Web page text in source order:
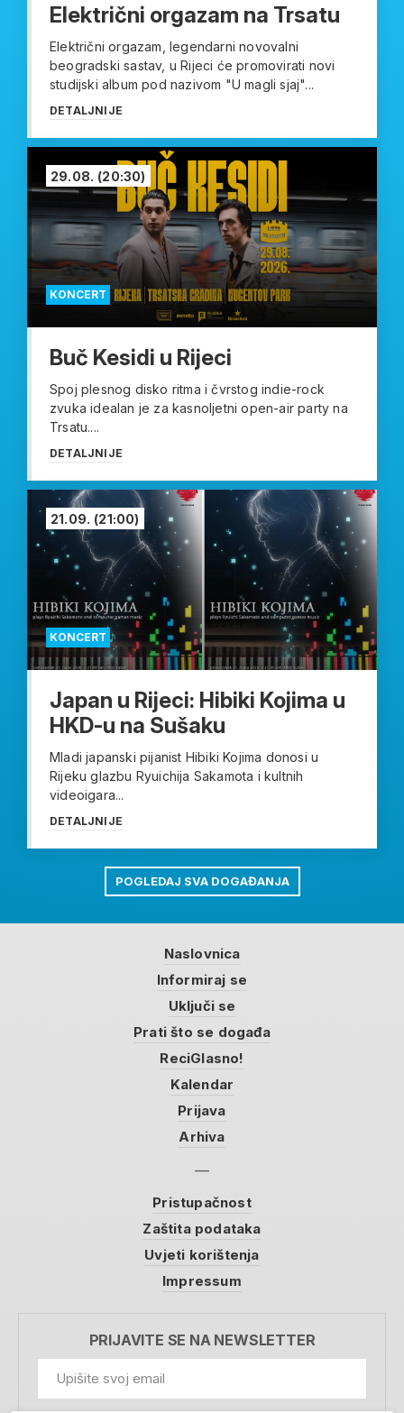
Električni orgazam na Trsatu
Električni orgazam, legendarni novovalni
beogradski sastav, u Rijeci će promovirati novi
studijski album pod nazivom "U magli sjaj"...
DETALJNIJE
KONCERT
29.08. (20:30)
Buč Kesidi u Rijeci
Spoj plesnog disko ritma i čvrstog indie-rock
zvuka idealan je za kasnoljetni open-air party na
Trsatu....
DETALJNIJE
KONCERT
21.09. (21:00)
Japan u Rijeci: Hibiki Kojima u
HKD-u na Sušaku
Mladi japanski pijanist Hibiki Kojima donosi u
Rijeku glazbu Ryuichija Sakamota i kultnih
videoigara...
DETALJNIJE
POGLEDAJ SVA DOGAĐANJA
Naslovnica
Informiraj se
Uključi se
Prati što se događa
ReciGlasno!
Kalendar
Prijava
Arhiva
Pristupačnost
Zaštita podataka
Uvjeti korištenja
Impressum
PRIJAVITE SE NA NEWSLETTER